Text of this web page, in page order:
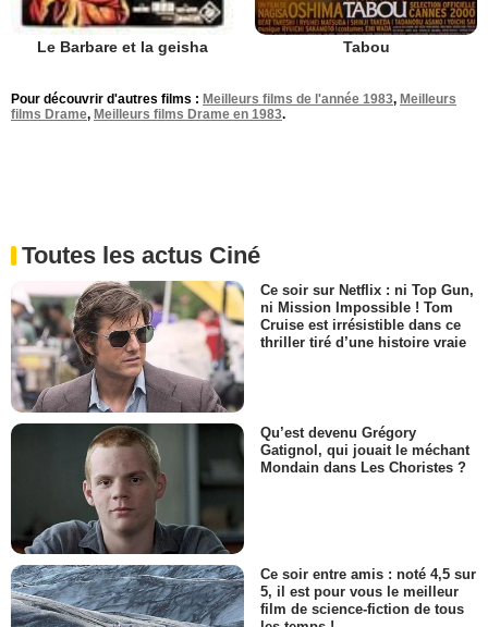
Le Barbare et la geisha Tabou
Pour découvrir d'autres films : Meilleurs films de l'année 1983, Meilleurs
films Drame, Meilleurs films Drame en 1983.
Toutes les actus Ciné
Ce soir sur Netflix : ni Top Gun,
ni Mission Impossible ! Tom
Cruise est irrésistible dans ce
thriller tiré d’une histoire vraie
Qu’est devenu Grégory
Gatignol, qui jouait le méchant
Mondain dans Les Choristes ?
Ce soir entre amis : noté 4,5 sur
5, il est pour vous le meilleur
film de science-fiction de tous